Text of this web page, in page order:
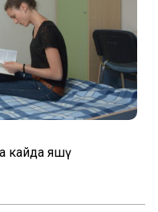
кайда яшәү